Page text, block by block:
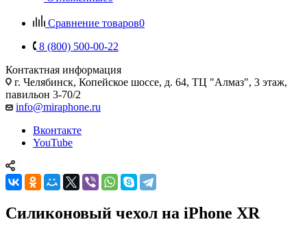
Сравнение товаров0
8 (800) 500-00-22
Контактная информация
г. Челябинск, Копейское шоссе, д. 64, ТЦ "Алмаз", 3 этаж,
павильон 3-70/2
info@miraphone.ru
Вконтакте
YouTube
Силиконовый чехол на iPhone XR